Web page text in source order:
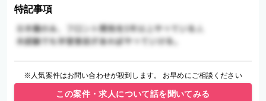
特記事項
※人気案件はお問い合わせが殺到します。 お早めにご相談ください
この案件・求人について話を聞いてみる